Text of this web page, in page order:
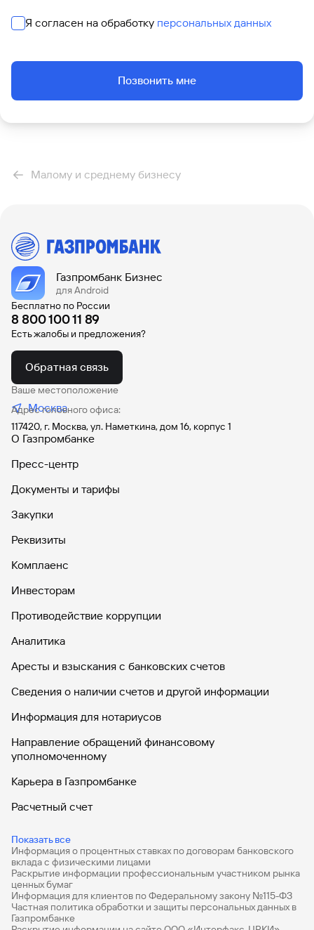
Я согласен на обработку персональных данных
Позвонить мне
Малому и среднему бизнесу
Газпромбанк Бизнес
для Android
Бесплатно по России
8 800 100 11 89
Есть жалобы и предложения?
Обратная связь
Ваше местоположение
Москва
Адрес головного офиса:
117420, г. Москва, ул. Наметкина, дом 16, корпус 1
О Газпромбанке
Пресс-центр
Документы и тарифы
Закупки
Реквизиты
Комплаенс
Инвесторам
Противодействие коррупции
Аналитика
Аресты и взыскания с банковских счетов
Сведения о наличии счетов и другой информации
Информация для нотариусов
Направление обращений финансовому
уполномоченному
Карьера в Газпромбанке
Расчетный счет
Показать все
Депозиты для бизнеса
Эквайринг
Кредиты для бизнеса
Информация о процентных ставках по договорам банковского
вклада с физическими лицами
Раскрытие информации профессиональным участником рынка
ценных бумаг
Информация для клиентов по Федеральному закону №115-ФЗ
Частная политика обработки и защиты персональных данных в
Газпромбанке